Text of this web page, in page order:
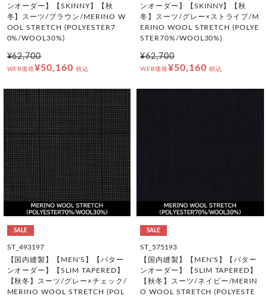
ンオーダー】【SKINNY】【秋
冬】スーツ/ブラウン/MERINO W
OOL STRETCH (POLYESTER7
0%/WOOL30%)
¥62,700
WEB価格¥50,160 税込
ンオーダー】【SKINNY】【秋
冬】スーツ/グレー×ストライプ/M
ERINO WOOL STRETCH (POLYE
STER70%/WOOL30%)
¥62,700
WEB価格¥50,160 税込
SALE
ST_493197
【国内縫製】【MEN'S】【パター
ンオーダー】【SLIM TAPERED】
【秋冬】スーツ/グレー×チェック/
MERINO WOOL STRETCH (POL
SALE
ST_575193
【国内縫製】【MEN'S】【パター
ンオーダー】【SLIM TAPERED】
【秋冬】スーツ/ネイビー/MERIN
O WOOL STRETCH (POLYESTE